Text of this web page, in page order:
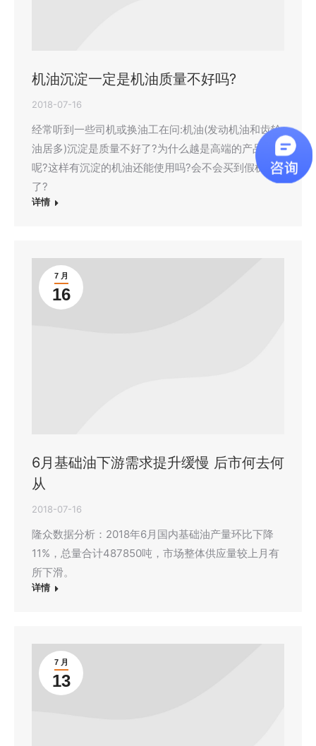
机油沉淀一定是机油质量不好吗?
2018-07-16
经常听到一些司机或换油工在问:机油(发动机油和齿轮
油居多)沉淀是质量不好了?为什么越是高端的产品越多
呢?这样有沉淀的机油还能使用吗?会不会买到假机油
了?
详情
7 月
16
6月基础油下游需求提升缓慢 后市何去何
从
2018-07-16
隆众数据分析：2018年6月国内基础油产量环比下降
11%，总量合计487850吨，市场整体供应量较上月有
所下滑。
详情
7 月
13